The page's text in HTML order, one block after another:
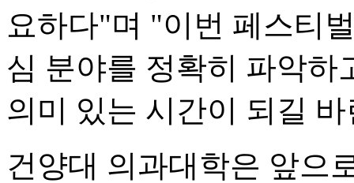
요하다"며 "이번 페스티
심 분야를 정확히 파악하
의미 있는 시간이 되길
건양대 의과대학은 앞으